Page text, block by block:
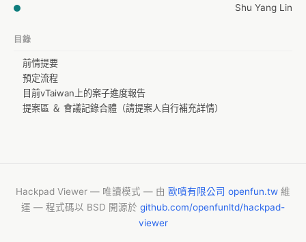
Shu Yang Lin
小蟹 李
目錄
前情提要
預定流程
目前vTaiwan上的案子進度報告
提案區 ＆ 會議記錄合體（請提案人自行補充詳情）
Hackpad Viewer — 唯讀模式 — 由 歐噴有限公司 openfun.tw 維
運 — 程式碼以 BSD 開源於 github.com/openfunltd/hackpad-
viewer